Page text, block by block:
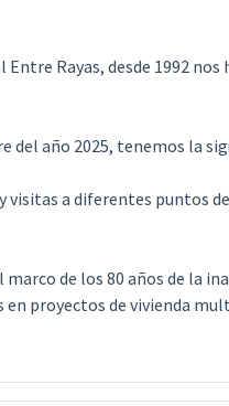
Rayas, desde 1992
del año 2025, tenemos la
a diferentes puntos
marco de los 80 años de la
proyectos de vivienda